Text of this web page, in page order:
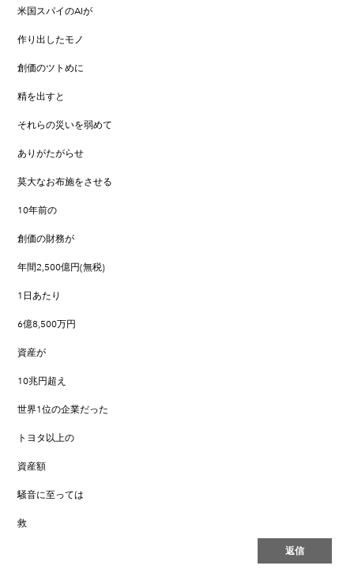
米国スパイのAIが
作り出したモノ
創価のツトめに
精を出すと
それらの災いを弱めて
ありがたがらせ
莫大なお布施をさせる
10年前の
創価の財務が
年間2,500億円(無税)
1日あたり
6億8,500万円
資産が
10兆円超え
世界1位の企業だった
トヨタ以上の
資産額
騒音に至っては
救
返信